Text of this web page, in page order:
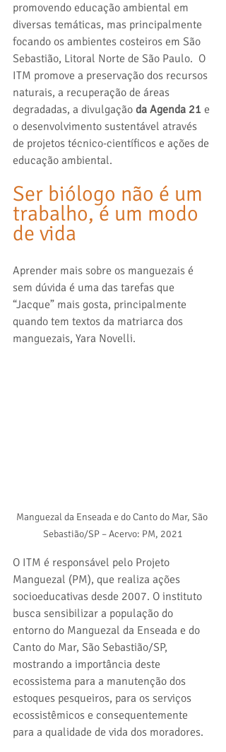
promovendo educação ambiental em
diversas temáticas, mas principalmente
focando os ambientes costeiros em São
Sebastião, Litoral Norte de São Paulo.  O
ITM promove a preservação dos recursos
naturais, a recuperação de áreas
degradadas, a divulgação da Agenda 21 e
o desenvolvimento sustentável através
de projetos técnico-científicos e ações de
educação ambiental.
Ser biólogo não é um
trabalho, é um modo
de vida
Aprender mais sobre os manguezais é
sem dúvida é uma das tarefas que
“Jacque” mais gosta, principalmente
quando tem textos da matriarca dos
manguezais, Yara Novelli.
Manguezal da Enseada e do Canto do Mar, São
Sebastião/SP – Acervo: PM, 2021
O ITM é responsável pelo Projeto
Manguezal (PM), que realiza ações
socioeducativas desde 2007. O instituto
busca sensibilizar a população do
entorno do Manguezal da Enseada e do
Canto do Mar, São Sebastião/SP,
mostrando a importância deste
ecossistema para a manutenção dos
estoques pesqueiros, para os serviços
ecossistêmicos e consequentemente
para a qualidade de vida dos moradores.